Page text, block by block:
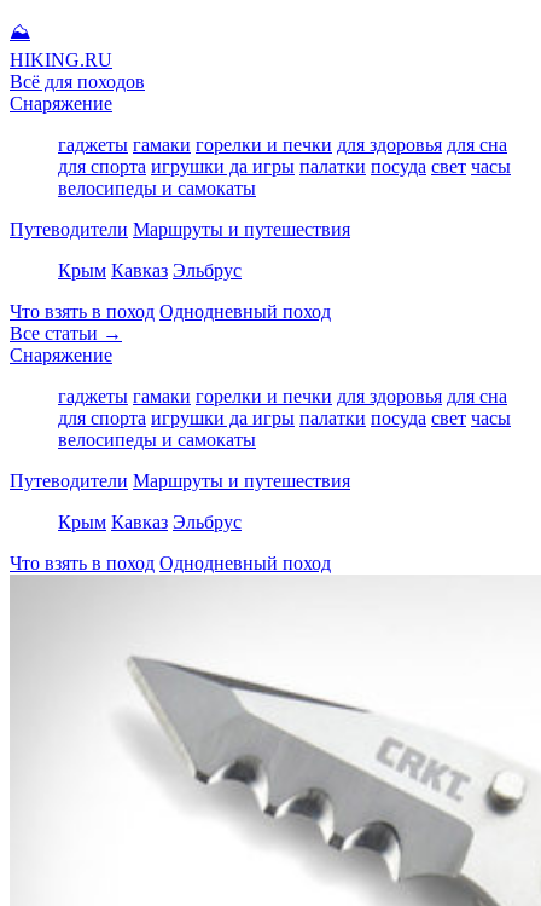
⛰
HIKING.RU
Всё для походов
Снаряжение
гаджеты гамаки горелки и печки для здоровья для сна
для спорта игрушки да игры палатки посуда свет часы
велосипеды и самокаты
Путеводители Маршруты и путешествия
Крым Кавказ Эльбрус
Что взять в поход Однодневный поход
Все статьи →
Снаряжение
гаджеты гамаки горелки и печки для здоровья для сна
для спорта игрушки да игры палатки посуда свет часы
велосипеды и самокаты
Путеводители Маршруты и путешествия
Крым Кавказ Эльбрус
Что взять в поход Однодневный поход